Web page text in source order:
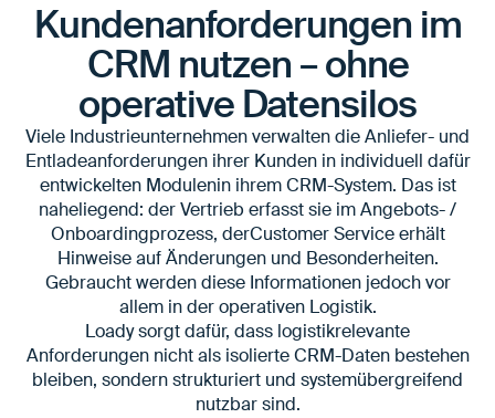
Kundenanforderungen im
CRM nutzen – ohne
operative Datensilos
Viele Industrieunternehmen verwalten die Anliefer- und
Entladeanforderungen ihrer Kunden in individuell dafür
entwickelten Modulenin ihrem CRM-System. Das ist
naheliegend: der Vertrieb erfasst sie im Angebots- /
Onboardingprozess, derCustomer Service erhält
Hinweise auf Änderungen und Besonderheiten.
Gebraucht werden diese Informationen jedoch vor
allem in der operativen Logistik.
Loady sorgt dafür, dass logistikrelevante
Anforderungen nicht als isolierte CRM-Daten bestehen
bleiben, sondern strukturiert und systemübergreifend
nutzbar sind.